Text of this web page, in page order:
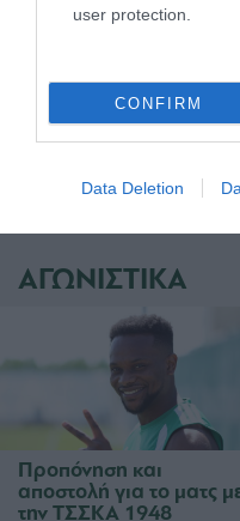
user protection.
CONFIRM
Data Deletion
Κουτρουμπής,
Βιγιαφάνιες (85′
Κλωναρίδης (68′
ΑΓΩΝΙΣΤΙΚΑ
Προπόνηση και
αποστολή για το ματς
την ΤΣΣΚΑ 1948